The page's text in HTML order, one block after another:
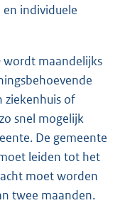
en individuele
wordt maandelijks
ziekenhuis of
snel mogelijk
De gemeente
leiden tot het
moet worden
twee maanden.